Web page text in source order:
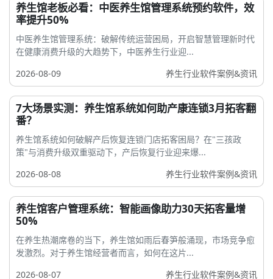
养生馆老板必看：中医养生馆管理系统预约软件，效
率提升50%
中医养生馆管理系统：破解传统运营困局，开启智慧管理新时代
在健康消费升级的大趋势下，中医养生行业迎...
2026-08-09
养生行业软件案例&资讯
7大场景实测：养生馆系统如何助产康连锁3月拓客翻
番？
养生馆系统如何破解产后恢复连锁门店拓客困局？在"三孩政
策"与消费升级双重驱动下，产后恢复行业迎来爆...
2026-08-08
养生行业软件案例&资讯
养生馆客户管理系统：智能画像助力30天拓客量增
50%
在养生热潮席卷的当下，养生馆如雨后春笋般涌现，市场竞争愈
发激烈。对于养生馆经营者而言，如何在这片...
2026-08-07
养生行业软件案例&资讯